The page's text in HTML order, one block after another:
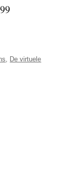
De virtuele